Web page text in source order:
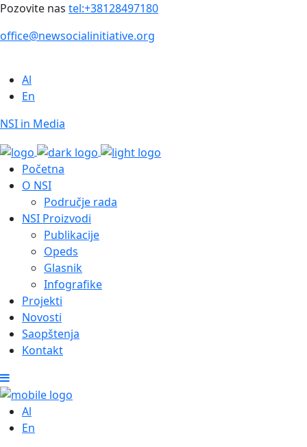
Pozovite nas tel:+38128497180
office@newsocialinitiative.org
Al
En
NSI in Media
Početna
O NSI
Područje rada
NSI Proizvodi
Publikacije
Opeds
Glasnik
Infografike
Projekti
Novosti
Saopštenja
Kontakt
Al
En